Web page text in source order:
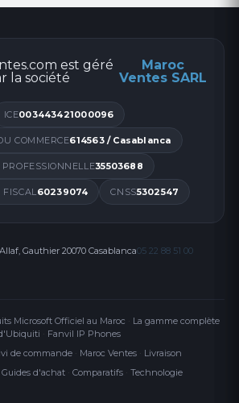
fil
(Espace Libre)
Électriques
De La Batterie
travail (étant déclenché et
est géré
la société
Maroc
Ventes SARL
ICE003443421000096
COMMERCE614563 / Casablanca
35503688
60239074 CNSS5302547
Gauthier 20070 Casablanca05 22 88 51 00
Microsoft Officiel au Maroc · La gamme complète
· Fanvil IP Phones
de commande· Maroc Ventes· Livraison
Guides d'achat · Comparatifs · Technologie